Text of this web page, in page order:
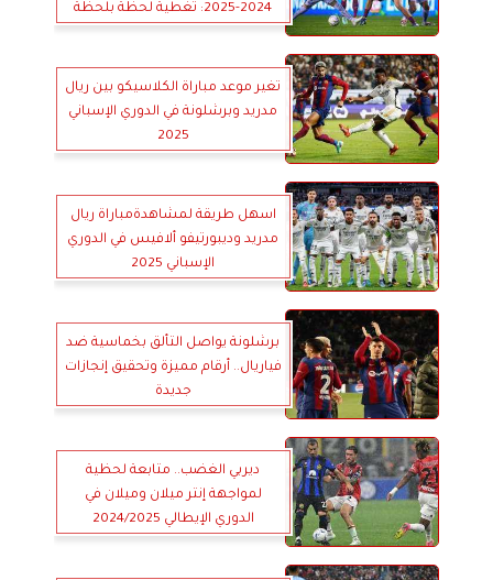
2024-2025: تغطية لحظة بلحظة
تغير موعد مباراة الكلاسيكو بين ريال
مدريد وبرشلونة في الدوري الإسباني
2025
اسهل طريقة لمشاهدةمباراة ريال
مدريد وديبورتيفو ألافيس في الدوري
الإسباني 2025
برشلونة يواصل التألق بخماسية ضد
فياريال.. أرقام مميزة وتحقيق إنجازات
جديدة
ديربي الغضب.. متابعة لحظية
لمواجهة إنتر ميلان وميلان في
الدوري الإيطالي 2024/2025